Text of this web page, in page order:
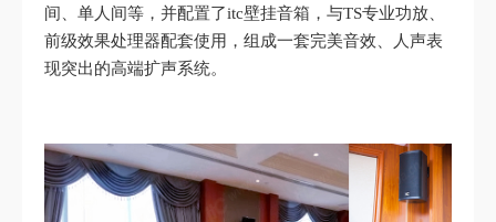
间、单人间等，并配置了itc壁挂音箱，与TS专业功放、
前级效果处理器配套使用，组成一套完美音效、人声表
现突出的高端扩声系统。